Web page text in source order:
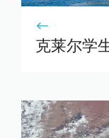
克莱尔学